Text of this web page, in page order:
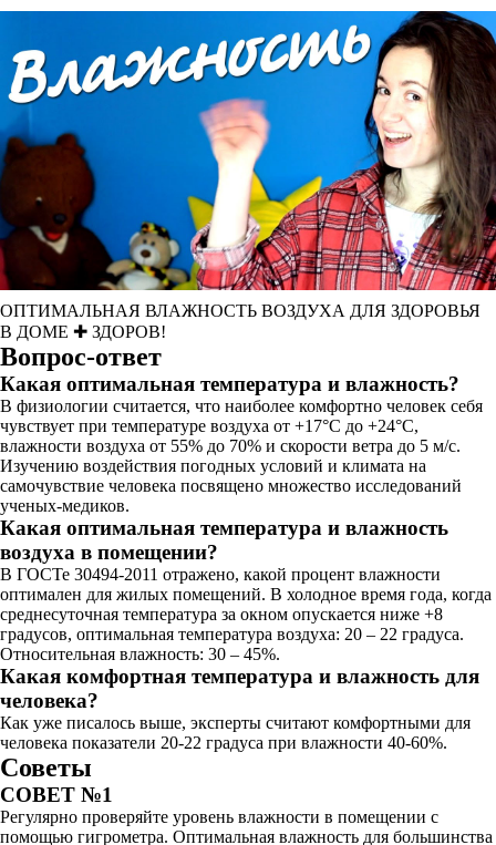
ОПТИМАЛЬНАЯ ВЛАЖНОСТЬ ВОЗДУХА ДЛЯ ЗДОРОВЬЯ
В ДОМЕ ✚ ЗДОРОВ!
Вопрос-ответ
Какая оптимальная температура и влажность?
В физиологии считается, что наиболее комфортно человек себя
чувствует при температуре воздуха от +17°С до +24°С,
влажности воздуха от 55% до 70% и скорости ветра до 5 м/с.
Изучению воздействия погодных условий и климата на
самочувствие человека посвящено множество исследований
ученых-медиков.
Какая оптимальная температура и влажность
воздуха в помещении?
В ГОСТе 30494-2011 отражено, какой процент влажности
оптимален для жилых помещений. В холодное время года, когда
среднесуточная температура за окном опускается ниже +8
градусов, оптимальная температура воздуха: 20 – 22 градуса.
Относительная влажность: 30 – 45%.
Какая комфортная температура и влажность для
человека?
Как уже писалось выше, эксперты считают комфортными для
человека показатели 20-22 градуса при влажности 40-60%.
Советы
СОВЕТ №1
Регулярно проверяйте уровень влажности в помещении с
помощью гигрометра. Оптимальная влажность для большинства